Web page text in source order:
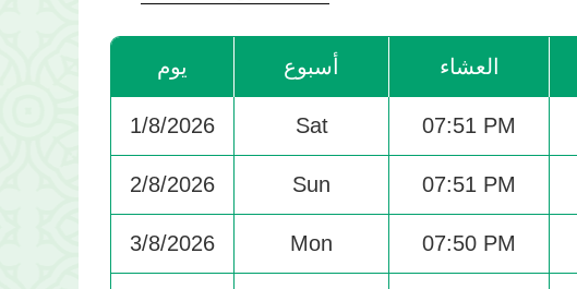
يوم أسبوع العشاء
1/8/2026 Sat 07:51 PM
2/8/2026 Sun 07:51 PM
3/8/2026 Mon 07:50 PM